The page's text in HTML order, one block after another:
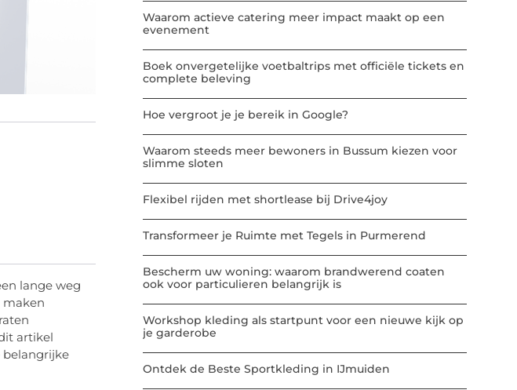
lange weg
maken
artikel
belangrijke
Waarom actieve catering meer impact maakt op een
evenement
Boek onvergetelijke voetbaltrips met officiële tickets en
complete beleving
Hoe vergroot je je bereik in Google?
Waarom steeds meer bewoners in Bussum kiezen voor
slimme sloten
Flexibel rijden met shortlease bij Drive4joy
Transformeer je Ruimte met Tegels in Purmerend
Bescherm uw woning: waarom brandwerend coaten
ook voor particulieren belangrijk is
Workshop kleding als startpunt voor een nieuwe kijk op
je garderobe
Ontdek de Beste Sportkleding in IJmuiden